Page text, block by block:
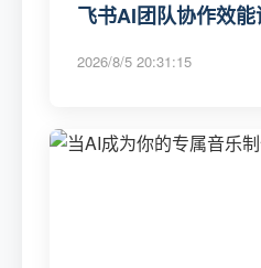
飞书AI团队协作效
2026/8/5 20:31:15